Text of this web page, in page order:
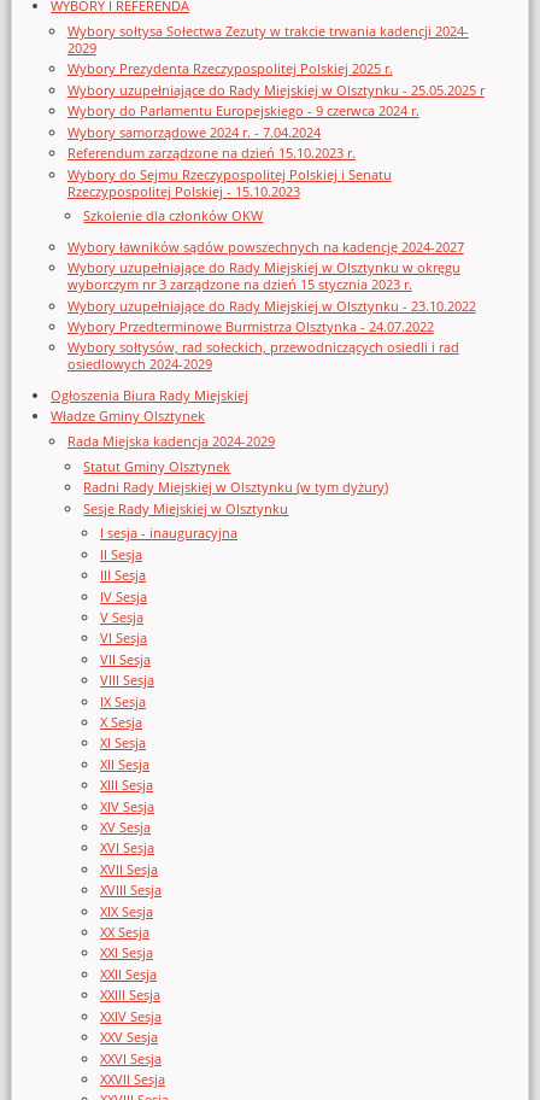
WYBORY I REFERENDA
Wybory sołtysa Sołectwa Zezuty w trakcie trwania kadencji 2024-
2029
Wybory Prezydenta Rzeczypospolitej Polskiej 2025 r.
Wybory uzupełniające do Rady Miejskiej w Olsztynku - 25.05.2025 r
Wybory do Parlamentu Europejskiego - 9 czerwca 2024 r.
Wybory samorządowe 2024 r. - 7.04.2024
Referendum zarządzone na dzień 15.10.2023 r.
Wybory do Sejmu Rzeczypospolitej Polskiej i Senatu
Rzeczypospolitej Polskiej - 15.10.2023
Szkolenie dla członków OKW
Wybory ławników sądów powszechnych na kadencję 2024-2027
Wybory uzupełniające do Rady Miejskiej w Olsztynku w okręgu
wyborczym nr 3 zarządzone na dzień 15 stycznia 2023 r.
Wybory uzupełniające do Rady Miejskiej w Olsztynku - 23.10.2022
Wybory Przedterminowe Burmistrza Olsztynka - 24.07.2022
Wybory sołtysów, rad sołeckich, przewodniczących osiedli i rad
osiedlowych 2024-2029
Ogłoszenia Biura Rady Miejskiej
Władze Gminy Olsztynek
Rada Miejska kadencja 2024-2029
Statut Gminy Olsztynek
Radni Rady Miejskiej w Olsztynku (w tym dyżury)
Sesje Rady Miejskiej w Olsztynku
I sesja - inauguracyjna
II Sesja
III Sesja
IV Sesja
V Sesja
VI Sesja
VII Sesja
VIII Sesja
IX Sesja
X Sesja
XI Sesja
XII Sesja
XIII Sesja
XIV Sesja
XV Sesja
XVI Sesja
XVII Sesja
XVIII Sesja
XIX Sesja
XX Sesja
XXI Sesja
XXII Sesja
XXIII Sesja
XXIV Sesja
XXV Sesja
XXVI Sesja
XXVII Sesja